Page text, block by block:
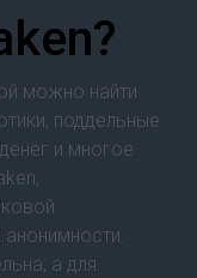
можно найти
поддельные
и многое
а для